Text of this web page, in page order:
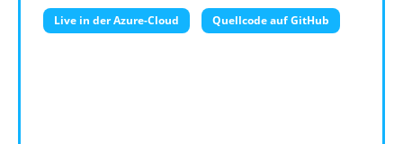
Live in der Azure-Cloud Quellcode auf GitHub